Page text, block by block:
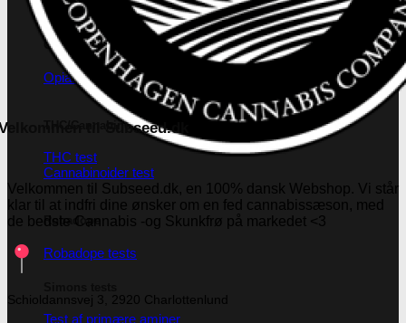
Opiater
Opiater renhedstest
THC/Cannabinoider
THC test
Cannabinoider test
Robadope
Robadope tests
Test af primære aminer
til Subseed.dk
Velkommen til Subseed.dk, en 100% dansk Webshop. Vi står
klar til at indfri dine ønsker om en fed cannabissæson, med
de bedste Cannabis -og Skunkfrø på markedet <3
Schioldannsvej 3, 2920 Charlottenlund